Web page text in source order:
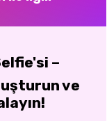
–
ve